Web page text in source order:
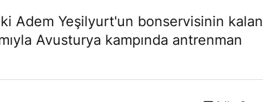
Adem Yeşilyurt'un bonservisinin kalan
Avusturya kampında antrenman